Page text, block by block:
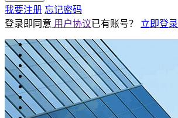
我要注册 忘记密码
登录即同意 用户协议已有账号？ 立即登录